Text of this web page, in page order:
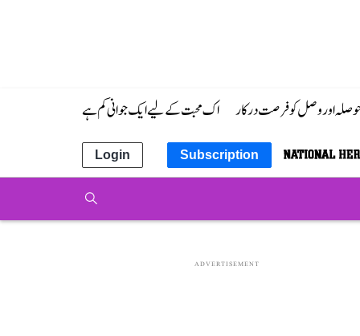
حوصلہ اور وصل کو فرصت درکار اک محبت کے لیے ایک جوانی کم ہے
Subscription
Login
ADVERTISEMENT